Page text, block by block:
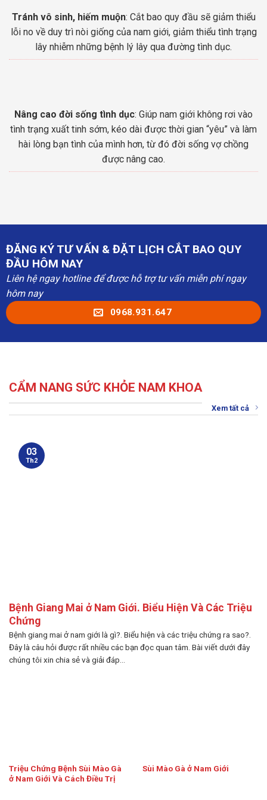
Tránh vô sinh, hiếm muộn: Cắt bao quy đầu sẽ giảm thiểu
lỗi no về duy trì nòi giống của nam giới, giảm thiểu tình trạng
lây nhiễm những bệnh lý lây qua đường tình dục.
Nâng cao đời sống tình dục: Giúp nam giới không rơi vào
tình trạng xuất tinh sớm, kéo dài được thời gian “yêu” và làm
hài lòng bạn tình của mình hơn, từ đó đời sống vợ chồng
được nâng cao.
ĐĂNG KÝ TƯ VẤN & ĐẶT LỊCH CẮT BAO QUY
ĐẦU HÔM NAY
Liên hệ ngay hotline để được hỗ trợ tư vấn miễn phí ngay
hôm nay
0968.931.647
CẨM NANG SỨC KHỎE NAM KHOA
Xem tất cả
Bệnh Giang Mai ở Nam Giới. Biểu Hiện Và Các Triệu
Chứng
Bệnh giang mai ở nam giới là gì?. Biểu hiện và các triệu chứng ra sao?.
Đây là câu hỏi được rất nhiều các bạn đọc quan tâm. Bài viết dưới đây
chúng tôi xin chia sẻ và giải đáp...
03
Th2
Triệu Chứng Bệnh Sùi Mào Gà
ở Nam Giới Và Cách Điều Trị
Sùi Mào Gà ở Nam Giới